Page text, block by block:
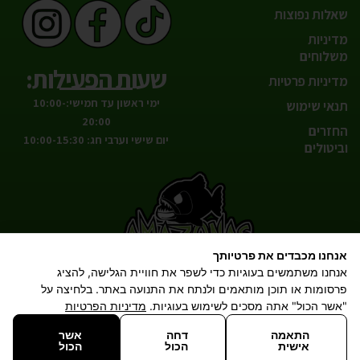
שאלות נפוצות
מדיניות
משלוחים
מדיניות פרטיות
תנאי שימוש
החזרים
וביטולים
שעות הפעילות:
ימי ראשון עד חמישי:10:00-
20:00
יום שישי וערבי חג: 10:00-15:30
הטבע אצלך בסלון!
08-674-4248
THEAMAZONAS.CO.IL
AMAZONAS.ALL@GMAIL.COM
באר שבע
אנחנו מכבדים את פרטיותך
אנחנו משתמשים בעוגיות כדי לשפר את חוויית הגלישה, להציג
פרסומות או תוכן מותאמים ולנתח את התנועה באתר. בלחיצה על
"אשר הכול" אתה מסכים לשימוש בעוגיות. מדיניות הפרטיות
התאמה
אישית
דחה
הכול
אשר
הכול